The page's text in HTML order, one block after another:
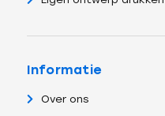
Informatie
Over ons